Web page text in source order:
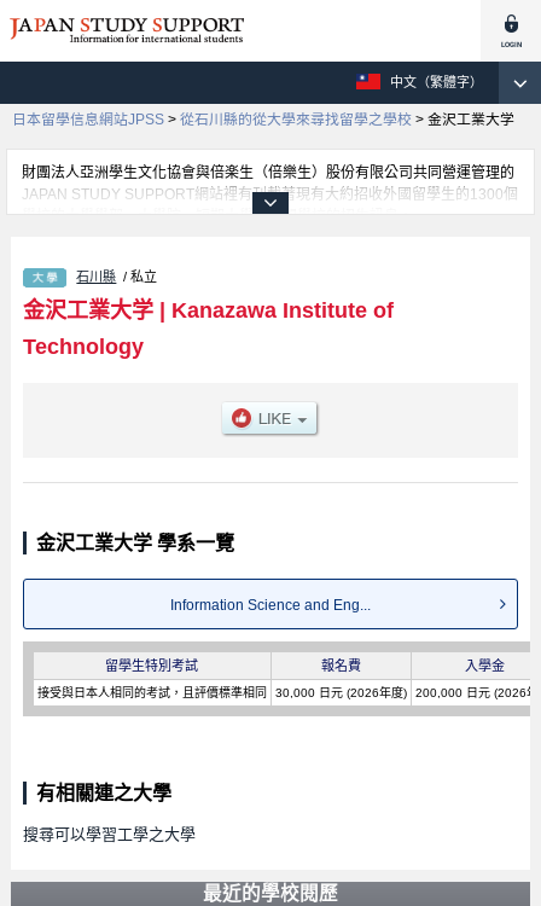
中文（繁體字）
日本留學信息網站JPSS > 從石川縣的從大學來尋找留學之學校 > 金沢工業大学
財團法人亞洲學生文化協會與倍楽生（倍樂生）股份有限公司共同營運管理的
JAPAN STUDY SUPPORT網站裡有刊載著現有大約招收外國留學生的1300個
學校的大學學部、大學院、短期大學、專門學校的招生訊息。
訊、設施介紹、聯絡方式等對外國留學生是必要之訊息都刊載於此，請務必查
閱及利用此網站。
石川縣 / 私立
金沢工業大学| Kanazawa Institute of
Technology
金沢工業大学 學系一覽
Information Science and Eng...
留學生特別考試 報名費 入學金
接受與日本人相同的考試，且評價標準相同 30,000 日元 (2026年度) 200,000 日元 (2026年
有相關連之大學
搜尋可以學習工學之大學
最近的學校閱歷